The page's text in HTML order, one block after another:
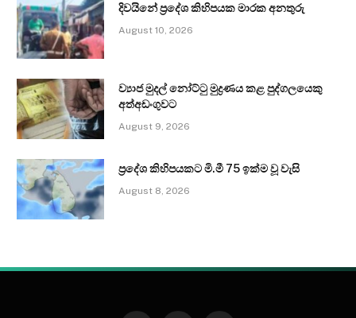
දිවයිනේ ප්‍රදේශ කිහිපයක මාරක අනතුරු
August 10, 2026
ව්‍යාජ මුදල් නෝට්ටු මුද්‍රණය කළ පුද්ගලයෙකු
අත්අඩංගුවට
August 9, 2026
ප්‍රදේශ කිහිපයකට මි.මී 75 ඉක්ම වූ වැසි
August 8, 2026